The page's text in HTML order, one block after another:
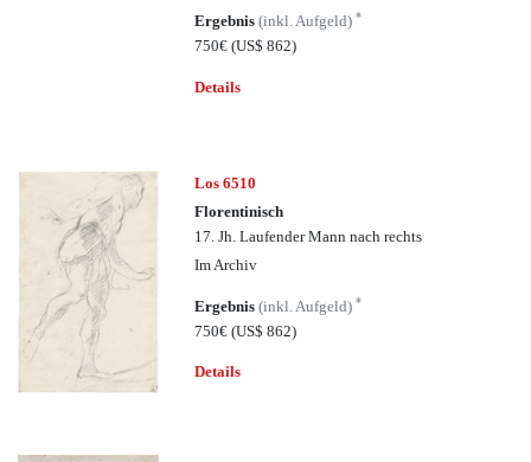
Ergebnis(inkl. Aufgeld)*
750€(US$ 862)
Details
Los 6510
Florentinisch
17. Jh. Laufender Mann nach rechts
Im Archiv
Ergebnis(inkl. Aufgeld)*
750€(US$ 862)
Details